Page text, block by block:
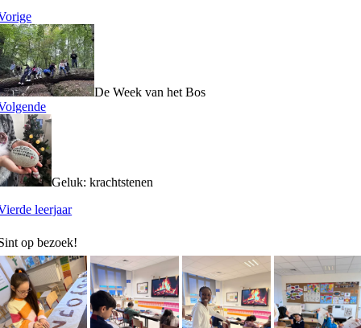
De Week van het Bos
Geluk: krachtstenen
leerjaar
op bezoek!